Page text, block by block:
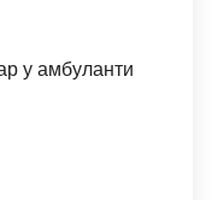
у амбуланти